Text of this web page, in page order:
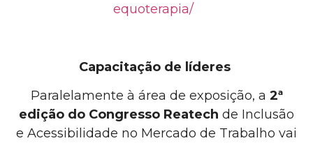
equoterapia/
Capacitação de líderes
Paralelamente à área de exposição, a 2ª
edição do Congresso Reatech de Inclusão
e Acessibilidade no Mercado de Trabalho vai